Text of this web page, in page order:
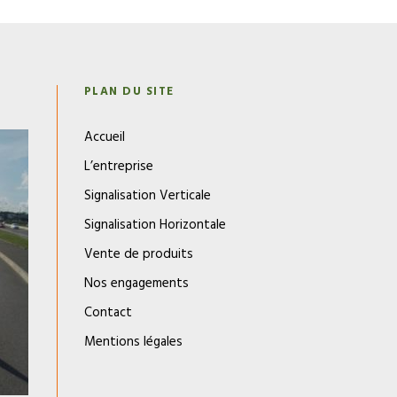
PLAN DU SITE
Accueil
L’entreprise
Signalisation Verticale
Signalisation Horizontale
Vente de produits
Nos engagements
Contact
Mentions légales